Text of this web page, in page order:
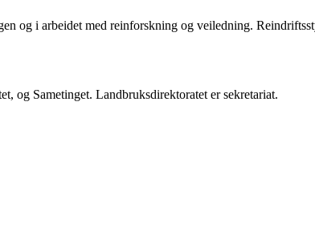
og i arbeidet med reinforskning og veiledning.
og Sametinget. Landbruksdirektoratet er sekretariat.